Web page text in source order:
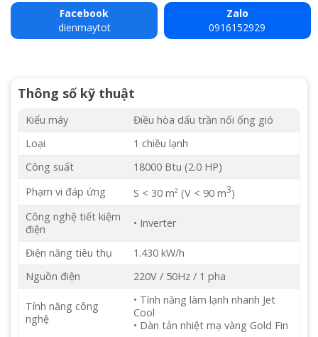
Facebook
dienmaytot
Zalo
0916152929
Thông số kỹ thuật
Kiểu máy
Điều hòa dấu trần nối ống gió
Loại
1 chiều lạnh
Công suất
18000 Btu (2.0 HP)
Phạm vi đáp ứng
S < 30 m² (V < 90 m3)
Công nghệ tiết kiệm
điện
• Inverter
Điện năng tiêu thụ
1.430 kW/h
Nguồn điện
220V / 50Hz / 1 pha
Tính năng công
nghệ
• Tính năng làm lạnh nhanh Jet
Cool
• Dàn tản nhiệt mạ vàng Gold Fin